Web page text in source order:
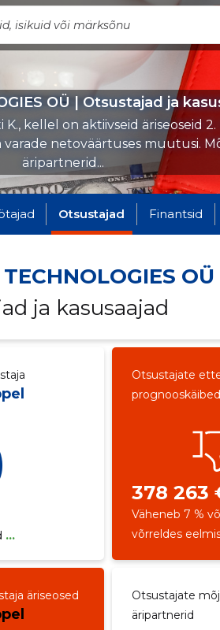
OÜ | Otsustajad ja
kellel on aktiivseid äriseoseid 2.
netoväärtuses muutusi.
äripartnerid...
Otsustajad Finantsid
OÜ
ja kasusaajad
...
Otsustajate
378 263
Väheneb 7 %
võrreldes
äriseosed
Otsustajate
äripartnerid